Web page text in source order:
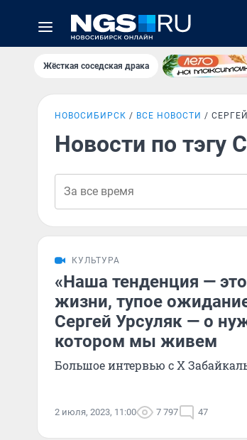
Жёсткая соседская драка
НОВОСИБИРСК ВСЕ НОВОСТИ
Новости по тэгу
КУЛЬТУРА
«Наша тенденция —
жизни, тупое
Сергей Урсуляк — о
котором мы живем
Большое интервью с Х
2 июля, 2023, 11:00 7 797 47